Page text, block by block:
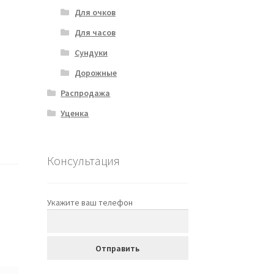
Для очков
Для часов
Сундуки
Дорожные
Распродажа
Уценка
Консультация
Укажите ваш телефон